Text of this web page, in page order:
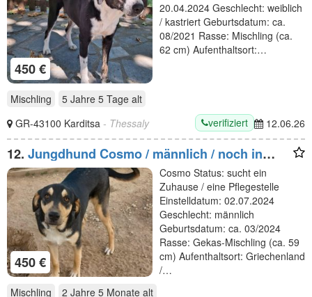
450 €
20.04.2024 Geschlecht: weiblich
/ kastriert Geburtsdatum: ca.
08/2021 Rasse: Mischling (ca.
62 cm) Aufenthaltsort:…
Mischling 5 Jahre 5 Tage alt
GR-43100 Karditsa - Thessaly verifiziert 12.06.26
12. Jungdhund Cosmo / männlich / noch in
Griechenland
450 €
Cosmo Status: sucht ein
Zuhause / eine Pflegestelle
Einstelldatum: 02.07.2024
Geschlecht: männlich
Geburtsdatum: ca. 03/2024
Rasse: Gekas-Mischling (ca. 59
cm) Aufenthaltsort: Griechenland
/…
Mischling
2 Jahre 5 Monate alt